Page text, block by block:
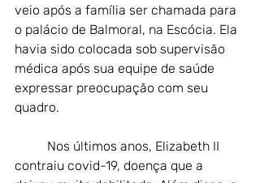
veio após a família ser chamada para
o palácio de Balmoral, na Escócia. Ela
havia sido colocada sob supervisão
médica após sua equipe de saúde
expressar preocupação com seu
quadro.
Nos últimos anos, Elizabeth II
contraiu covid-19, doença que a